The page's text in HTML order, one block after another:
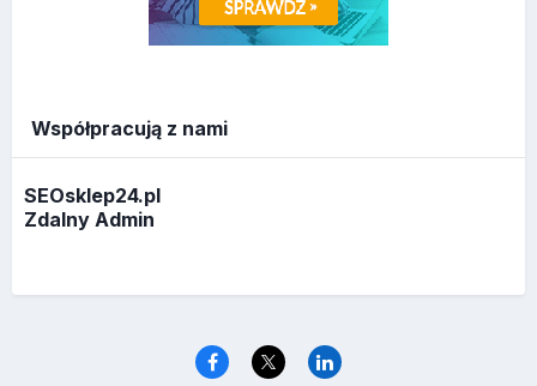
Współpracują z nami
SEOsklep24.pl
Zdalny Admin